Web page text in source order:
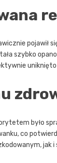
pojawił
szybko
było
co
jak